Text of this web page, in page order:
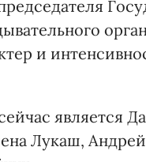
и
является
Лукаш,